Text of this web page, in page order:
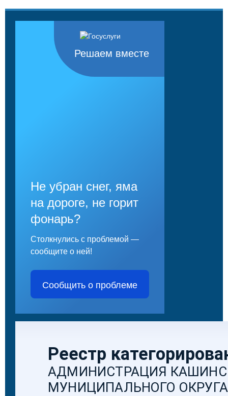
Решаем вместе
Не убран снег, яма
на дороге, не горит
фонарь?
Столкнулись с проблемой —
сообщите о ней!
Сообщить о проблеме